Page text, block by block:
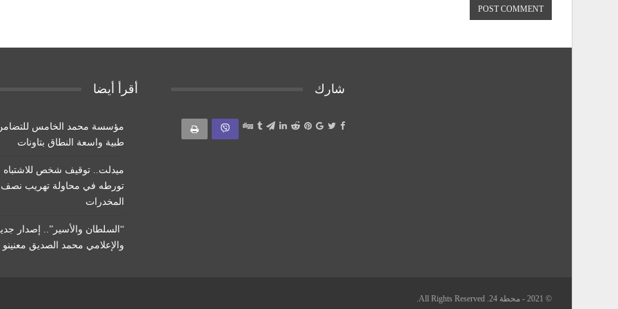
شارك أقرأ أيضا
مؤسسة محمد الخامس
طبية واسعة النطاق بتاونات
ميدلت.. توقيف شخص
تورطه في محاولة تهريب
المخدرات
“السلطان والأسير”.. إصدار
والإعلامي محمد الصديق معنينو
© 2021 - محطة 24. All Rights Reserved.